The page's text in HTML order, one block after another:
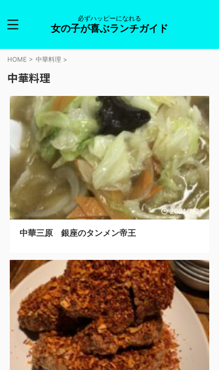
必ずハッピーになれる
女の子が喜ぶランチガイド
HOME > 中華料理 >
中華料理
2021/7/27
中華三原 銀座のタンメン帝王